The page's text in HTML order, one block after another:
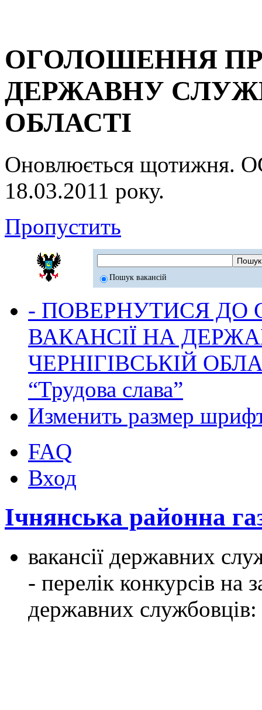
ОГОЛОШЕННЯ
ДЕРЖАВНУ
ОБЛАСТІ
Оновлюється
18.03.2011 року.
Пропустить
Пошук вакансій
- ПОВЕРНУТИСЯ ДО
ВАКАНСІЇ НА
ЧЕРНІГІВСЬКІЙ
“Трудова слава”
Изменить размер
FAQ
Вход
Ічнянська районна
вакансії державних
- перелік конкурсів на
державних службовців: